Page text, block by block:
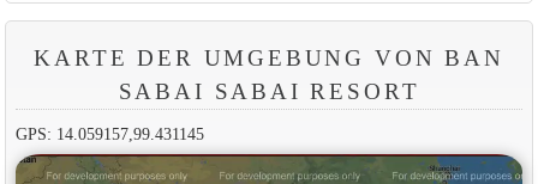
KARTE DER UMGEBUNG VON BAN
SABAI SABAI RESORT
GPS: 14.059157,99.431145